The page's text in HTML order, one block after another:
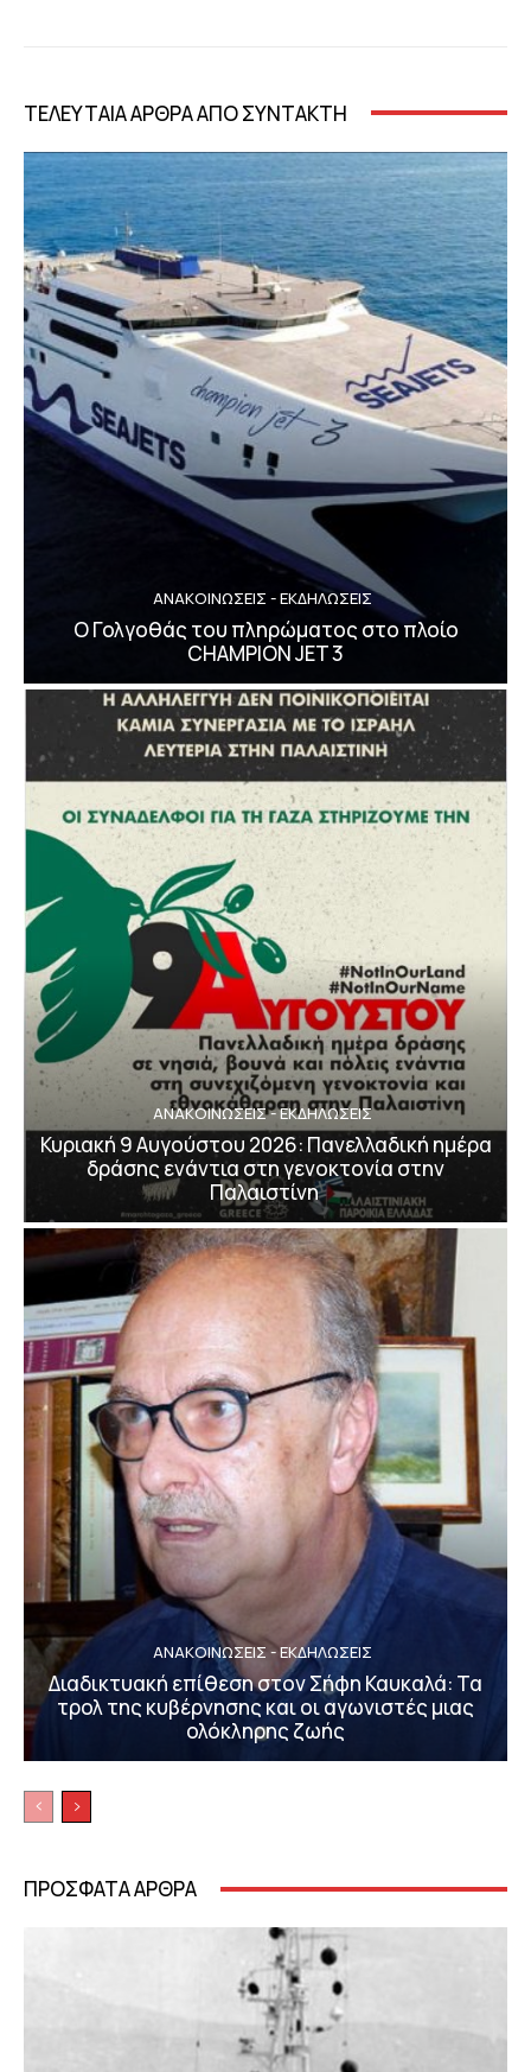
ΤΕΛΕΥΤΑΙΑ ΑΡΘΡΑ ΑΠΟ ΣΥΝΤΑΚΤΗ
ΑΝΑΚΟΙΝΩΣΕΙΣ - ΕΚΔΗΛΩΣΕΙΣ
Ο Γολγοθάς του πληρώματος στο πλοίο
CHAMPION JET 3
ΑΝΑΚΟΙΝΩΣΕΙΣ - ΕΚΔΗΛΩΣΕΙΣ
Κυριακή 9 Αυγούστου 2026: Πανελλαδική ημέρα
δράσης ενάντια στη γενοκτονία στην
Παλαιστίνη
ΑΝΑΚΟΙΝΩΣΕΙΣ - ΕΚΔΗΛΩΣΕΙΣ
Διαδικτυακή επίθεση στον Σήφη Καυκαλά: Τα
τρολ της κυβέρνησης και οι αγωνιστές μιας
ολόκληρης ζωής
ΠΡΟΣΦΑΤΑ ΑΡΘΡΑ